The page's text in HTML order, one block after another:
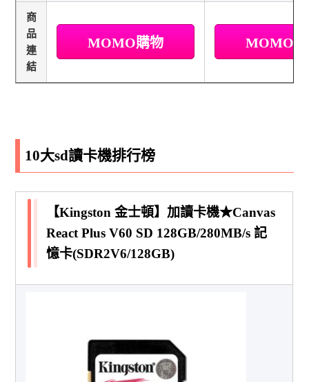
商
品
連
結
MOMO購物 MOMO
10大sd讀卡機排行榜
【Kingston 金士頓】加讀卡機★Canvas
React Plus V60 SD 128GB/280MB/s 記
憶卡(SDR2V6/128GB)